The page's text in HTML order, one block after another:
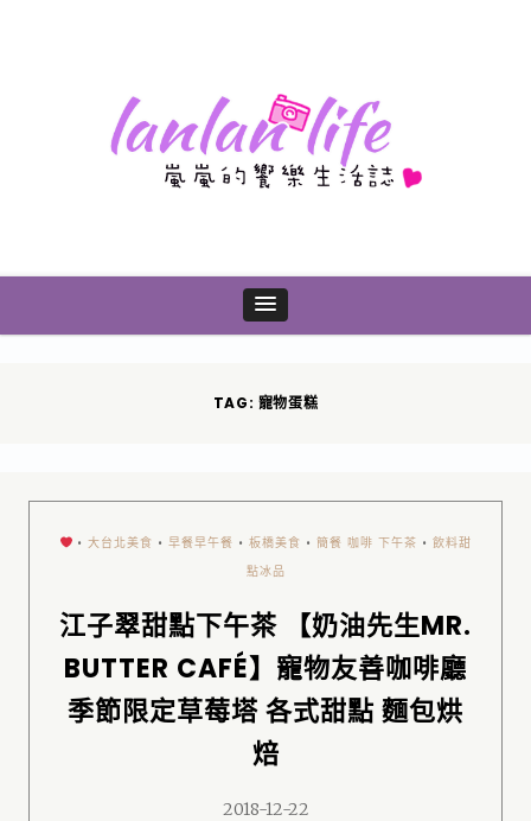
TAG: 寵物蛋糕
•大台北美食 •早餐早午餐 •板橋美食 •簡餐 咖啡 下午茶 •飲料甜
點冰品
江子翠甜點下午茶 【奶油先生MR.
BUTTER CAFÉ】寵物友善咖啡廳
季節限定草莓塔 各式甜點 麵包烘
焙
2018-12-22